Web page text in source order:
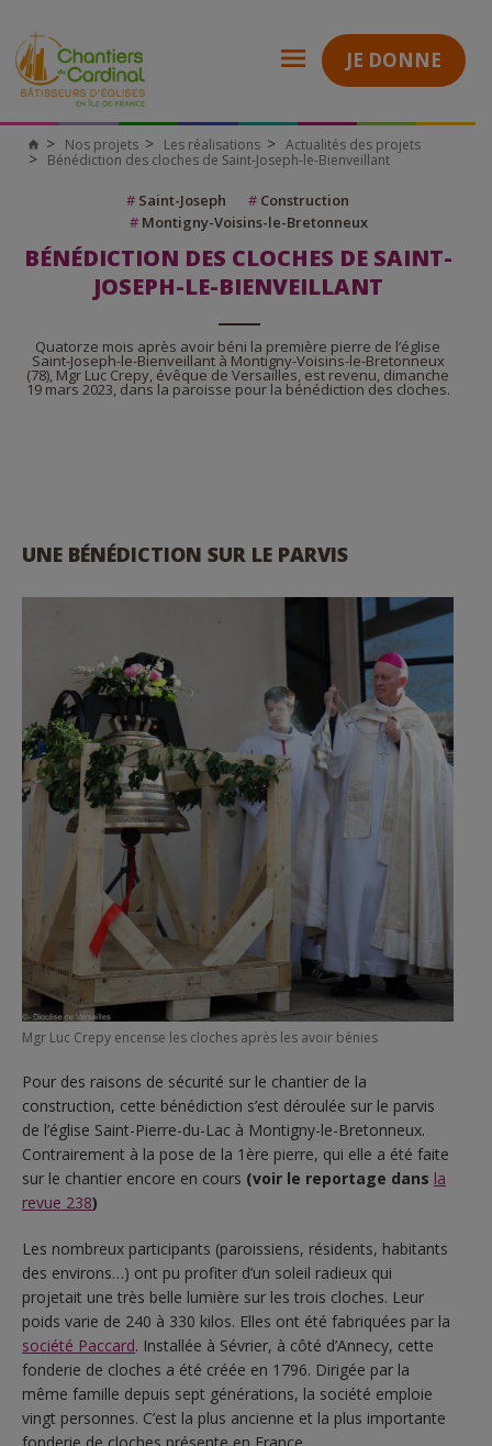
JE DONNE
Nos projets Les réalisations
Actualités des projets
Bénédiction des cloches de Saint-Joseph-le-Bienveillant
# Saint-Joseph # Construction
# Montigny-Voisins-le-Bretonneux
BÉNÉDICTION DES CLOCHES DE SAINT-
JOSEPH-LE-BIENVEILLANT
Quatorze mois après avoir béni la première pierre de l’église
Saint-Joseph-le-Bienveillant à Montigny-Voisins-le-Bretonneux
(78), Mgr Luc Crepy, évêque de Versailles, est revenu, dimanche
19 mars 2023, dans la paroisse pour la bénédiction des cloches.
UNE BÉNÉDICTION SUR LE PARVIS
Mgr Luc Crepy encense les cloches après les avoir bénies
Pour des raisons de sécurité sur le chantier de la
construction, cette bénédiction s’est déroulée sur le parvis
de l’église Saint-Pierre-du-Lac à Montigny-le-Bretonneux.
Contrairement à la pose de la 1ère pierre, qui elle a été faite
sur le chantier encore en cours (voir le reportage dans la
revue 238)
Les nombreux participants (paroissiens, résidents, habitants
des environs…) ont pu profiter d’un soleil radieux qui
projetait une très belle lumière sur les trois cloches. Leur
poids varie de 240 à 330 kilos. Elles ont été fabriquées par la
société Paccard. Installée à Sévrier, à côté d’Annecy, cette
fonderie de cloches a été créée en 1796. Dirigée par la
même famille depuis sept générations, la société emploie
vingt personnes. C’est la plus ancienne et la plus importante